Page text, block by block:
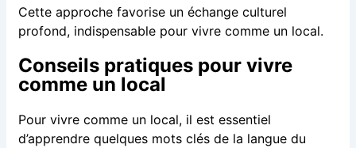
Cette approche favorise un échange culturel
profond, indispensable pour vivre comme un local.
Conseils pratiques pour vivre
comme un local
Pour vivre comme un local, il est essentiel
d’apprendre quelques mots clés de la langue du